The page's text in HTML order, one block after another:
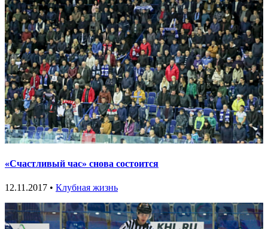
«Счастливый час» снова состоится
12.11.2017 • Клубная жизнь